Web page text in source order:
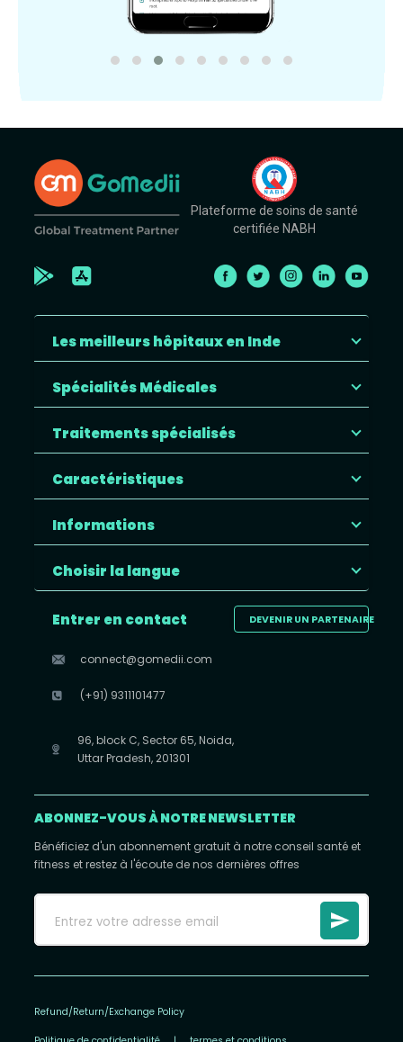
Plateforme de soins de santé
certifiée NABH
Les meilleurs hôpitaux en Inde
Spécialités Médicales
Traitements spécialisés
Caractéristiques
Informations
Choisir la langue
DEVENIR UN PARTENAIRE
Entrer en contact
connect@gomedii.com
(+91) 9311101477
96, block C, Sector 65, Noida,
Uttar Pradesh, 201301
ABONNEZ-VOUS À NOTRE NEWSLETTER
Bénéficiez d'un abonnement gratuit à notre conseil santé et
fitness et restez à l'écoute de nos dernières offres
Refund/Return/Exchange Policy